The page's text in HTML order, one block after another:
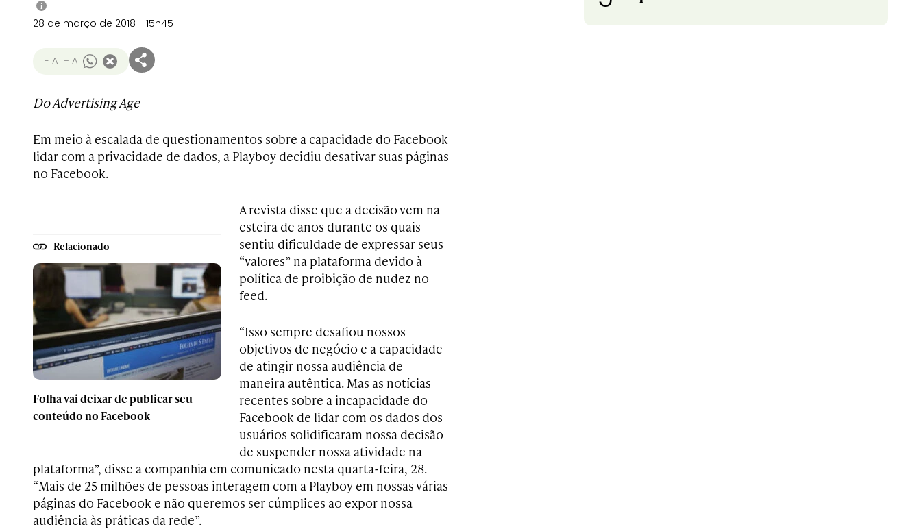
i
28 de março de 2018 - 15h45
- A + A
Do Advertising Age
Em meio à escalada de questionamentos sobre a capacidade do Facebook
lidar com a privacidade de dados, a Playboy decidiu desativar suas páginas
no Facebook.
Relacionado
Folha vai deixar de publicar seu
conteúdo no Facebook
A revista disse que a decisão vem na
esteira de anos durante os quais
sentiu dificuldade de expressar seus
“valores” na plataforma devido à
política de proibição de nudez no
feed.
“Isso sempre desafiou nossos
objetivos de negócio e a capacidade
de atingir nossa audiência de
maneira autêntica. Mas as notícias
recentes sobre a incapacidade do
Facebook de lidar com os dados dos
usuários solidificaram nossa decisão
de suspender nossa atividade na
plataforma”, disse a companhia em comunicado nesta quarta-feira, 28.
“Mais de 25 milhões de pessoas interagem com a Playboy em nossas várias
páginas do Facebook e não queremos ser cúmplices ao expor nossa
audiência às práticas da rede”.